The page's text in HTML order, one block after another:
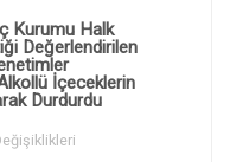
Kurumu Halk
Değerlendirilen
İçeceklerin
Durdurdu